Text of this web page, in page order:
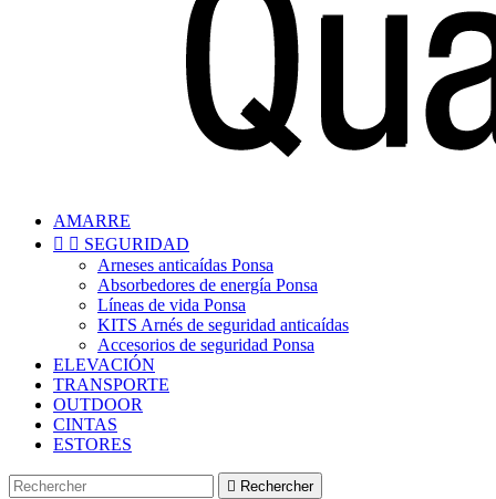
AMARRE
  SEGURIDAD
Arneses anticaídas Ponsa
Absorbedores de energía Ponsa
Líneas de vida Ponsa
KITS Arnés de seguridad anticaídas
Accesorios de seguridad Ponsa
ELEVACIÓN
TRANSPORTE
OUTDOOR
CINTAS
ESTORES
 Rechercher